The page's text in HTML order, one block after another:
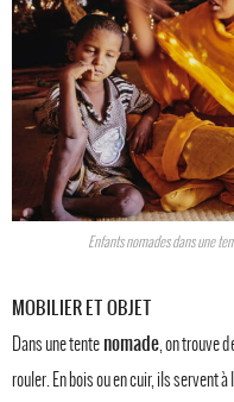
Enfants nomades dans une
MOBILIER ET OBJET
Dans une tente nomade, on trouve
rouler. En bois ou en cuir, ils servent